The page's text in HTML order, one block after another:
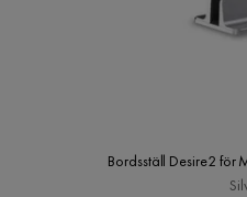
Bordsställ Desire2